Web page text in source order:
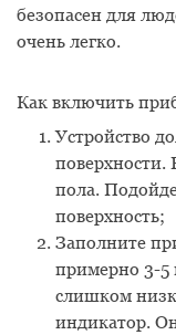
безопасен для
очень легко.
Как включить
Устройство
поверхности.
пола.
поверхность;
Заполните
примерно 3-5
слишком
индикатор.